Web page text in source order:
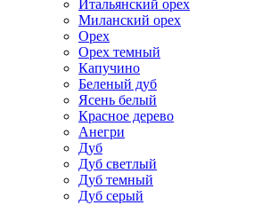
Итальянский орех
Миланский орех
Орех
Орех темный
Капучино
Беленый дуб
Ясень белый
Красное дерево
Анегри
Дуб
Дуб светлый
Дуб темный
Дуб серый